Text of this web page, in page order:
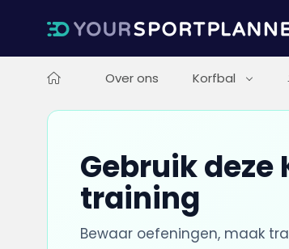
Over ons Korfbal
Gebruik
training
Bewaar oefeningen, maak